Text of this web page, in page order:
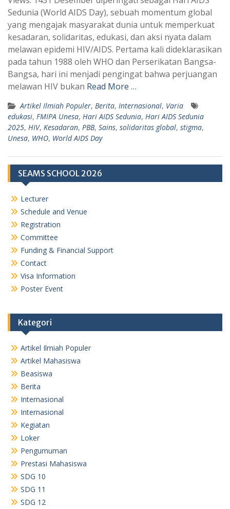
a
t
s
A
p
p
l
e
g
r
a
m
Sedunia (World AIDS Day), sebuah momentum global
yang mengajak masyarakat dunia untuk memperkuat
kesadaran, solidaritas, edukasi, dan aksi nyata dalam
melawan epidemi HIV/AIDS. Pertama kali dideklarasikan
pada tahun 1988 oleh WHO dan Perserikatan Bangsa-
Bangsa, hari ini menjadi pengingat bahwa perjuangan
melawan HIV bukan Read More …
Artikel Ilmiah Populer, Berita, Internasional, Varia
edukasi, FMIPA Unesa, Hari AIDS Sedunia, Hari AIDS Sedunia
2025, HIV, Kesadaran, PBB, Sains, solidaritas global, stigma,
Unesa, WHO, World AIDS Day
SEAMS SCHOOL 2026
Lecturer
Schedule and Venue
Registration
Committee
Funding & Financial Support
Contact
Visa Information
Poster Event
Kategori
Artikel Ilmiah Populer
Artikel Mahasiswa
Beasiswa
Berita
Internasional
Internasional
Kegiatan
Loker
Pengumuman
Prestasi Mahasiswa
SDG 10
SDG 11
SDG 12